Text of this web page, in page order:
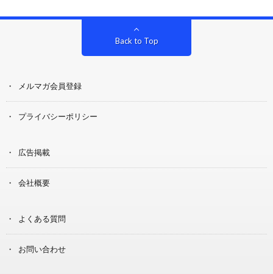
Back to Top
メルマガ会員登録
プライバシーポリシー
広告掲載
会社概要
よくある質問
お問い合わせ